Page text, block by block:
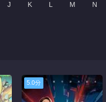
J K L M N
5.0分